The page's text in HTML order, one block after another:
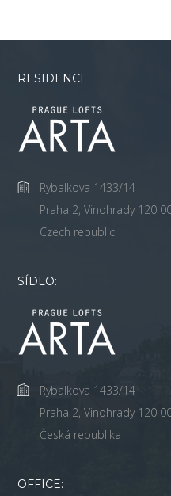
RESIDENCE
Rybalkova 1433/14
Praha 2, Vinohrady 120
Czech republic
SÍDLO:
Rybalkova 1433/14
Praha 2, Vinohrady 120
Česká republika
OFFICE: